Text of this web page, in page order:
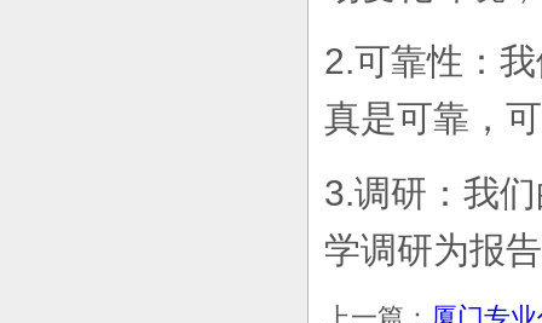
2.可靠性：
真是可靠，
3.调研：我
学调研为报